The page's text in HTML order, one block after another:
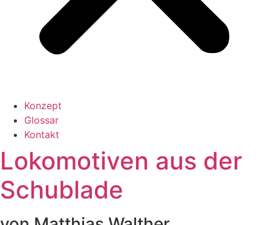
Konzept
Glossar
Kontakt
Lokomotiven aus der
Schublade